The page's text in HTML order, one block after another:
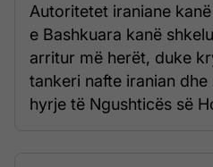
Autoritetet iraniane
e Bashkuara kanë
arritur më herët, duke
tankeri nafte iranian
hyrje të Ngushticës së